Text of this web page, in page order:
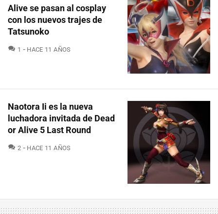
Alive se pasan al cosplay
con los nuevos trajes de
Tatsunoko
1 COMENTARIOS
HACE 11 AÑOS
Naotora Ii es la nueva
luchadora invitada de Dead
or Alive 5 Last Round
2 COMENTARIOS
HACE 11 AÑOS